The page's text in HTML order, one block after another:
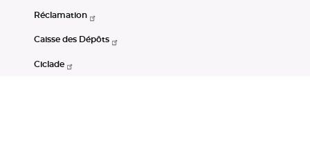
Réclamation
Caisse des Dépôts
Ciclade